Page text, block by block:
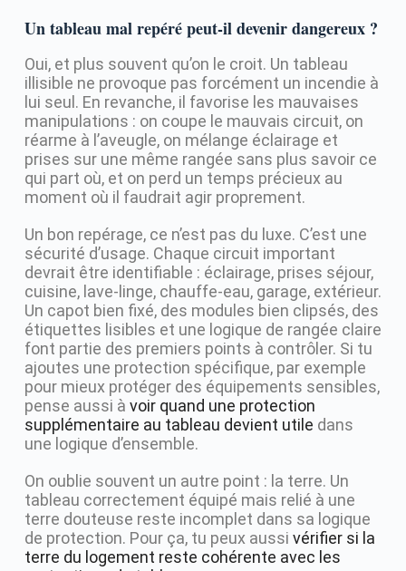
Un tableau mal repéré peut-il devenir dangereux ?
Oui, et plus souvent qu’on le croit. Un tableau
illisible ne provoque pas forcément un incendie à
lui seul. En revanche, il favorise les mauvaises
manipulations : on coupe le mauvais circuit, on
réarme à l’aveugle, on mélange éclairage et
prises sur une même rangée sans plus savoir ce
qui part où, et on perd un temps précieux au
moment où il faudrait agir proprement.
Un bon repérage, ce n’est pas du luxe. C’est une
sécurité d’usage. Chaque circuit important
devrait être identifiable : éclairage, prises séjour,
cuisine, lave-linge, chauffe-eau, garage, extérieur.
Un capot bien fixé, des modules bien clipsés, des
étiquettes lisibles et une logique de rangée claire
font partie des premiers points à contrôler. Si tu
ajoutes une protection spécifique, par exemple
pour mieux protéger des équipements sensibles,
pense aussi à voir quand une protection
supplémentaire au tableau devient utile dans
une logique d’ensemble.
On oublie souvent un autre point : la terre. Un
tableau correctement équipé mais relié à une
terre douteuse reste incomplet dans sa logique
de protection. Pour ça, tu peux aussi vérifier si la
terre du logement reste cohérente avec les